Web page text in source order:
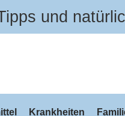
und
Krankheiten